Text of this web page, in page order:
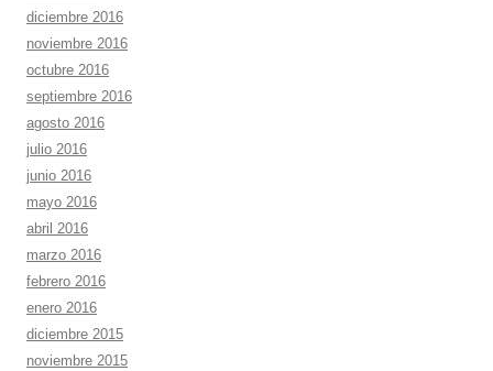
diciembre 2016
noviembre 2016
octubre 2016
septiembre 2016
agosto 2016
julio 2016
junio 2016
mayo 2016
abril 2016
marzo 2016
febrero 2016
enero 2016
diciembre 2015
noviembre 2015